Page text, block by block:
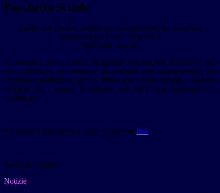
Pacchetto Scuola
Diritto allo Studio - Bando per l'assegnazione dei contributi
individuali per l'A.S. 2016/2017
"Pacchetto Scuola"
Si comunica che la Giunta Regionale Toscana con delibera n. 360
del 27/04/2016 ha emanato gli indirizzi per l'assegnazione del
contributo individuale per il Diritto allo Studio rivolto a studenti
residenti nel Comune di Firenze con ISEE non superiore a €
15.000,00
Per ulteriori informazioni visita il seguente link
Pacchetto Scuola
Notizie